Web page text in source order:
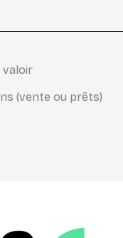
valoir
(vente ou prêts)